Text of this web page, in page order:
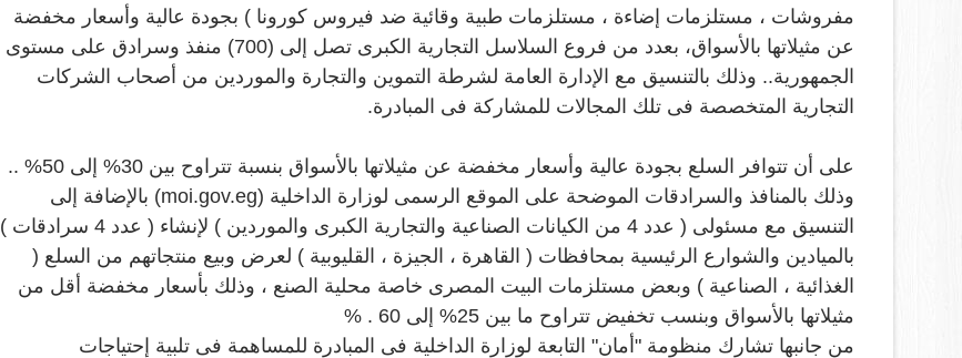
مفروشات ، مستلزمات إضاءة ، مستلزمات طبية وقائية ضد فيروس كورونا ) بجودة عالية وأسعار مخفضة
عن مثيلاتها بالأسواق، بعدد من فروع السلاسل التجارية الكبرى تصل إلى (700) منفذ وسرادق على مستوى
الجمهورية.. وذلك بالتنسيق مع الإدارة العامة لشرطة التموين والتجارة والموردين من أصحاب الشركات
التجارية المتخصصة فى تلك المجالات للمشاركة فى المبادرة.
على أن تتوافر السلع بجودة عالية وأسعار مخفضة عن مثيلاتها بالأسواق بنسبة تتراوح بين 30% إلى 50% ..
وذلك بالمنافذ والسرادقات الموضحة على الموقع الرسمى لوزارة الداخلية (moi.gov.eg) بالإضافة إلى
التنسيق مع مسئولى ( عدد 4 من الكيانات الصناعية والتجارية الكبرى والموردين ) لإنشاء ( عدد 4 سرادقات )
بالميادين والشوارع الرئيسية بمحافظات ( القاهرة ، الجيزة ، القليوبية ) لعرض وبيع منتجاتهم من السلع (
الغذائية ، الصناعية ) وبعض مستلزمات البيت المصرى خاصة محلية الصنع ، وذلك بأسعار مخفضة أقل من
مثيلاتها بالأسواق وبنسب تخفيض تتراوح ما بين 25% إلى 60
% .
من جانبها تشارك منظومة "أمان" التابعة لوزارة الداخلية فى المبادرة للمساهمة فى تلبية إحتياجات